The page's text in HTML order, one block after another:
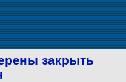
закрыть